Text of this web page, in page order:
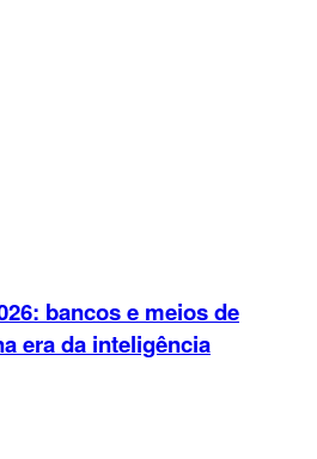
bancos e meios de
era da inteligência